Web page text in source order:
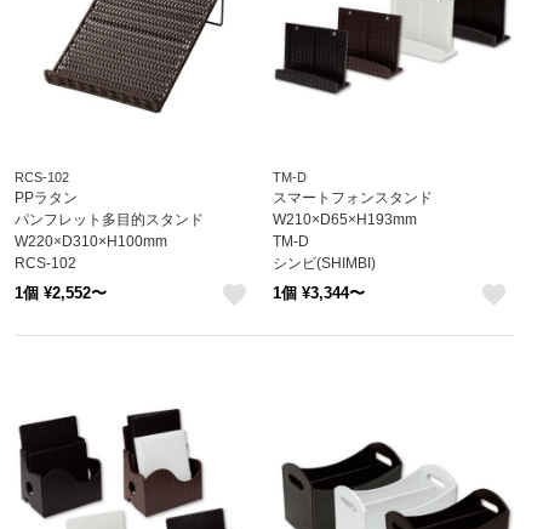
RCS-102
PPラタン
パンフレット多目的スタンド
W220×D310×H100mm
RCS-102
えいむ(Aim)
1個 ¥2,552〜
TM-D
スマートフォンスタンド
W210×D65×H193mm
TM-D
シンビ(SHIMBI)
※受注生産品
1個 ¥3,344〜